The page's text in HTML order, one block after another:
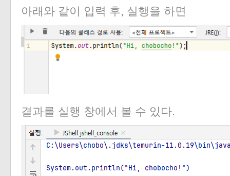
아래와 같이 입력 후, 실행을 하면
결과를 실행 창에서 볼 수 있다.